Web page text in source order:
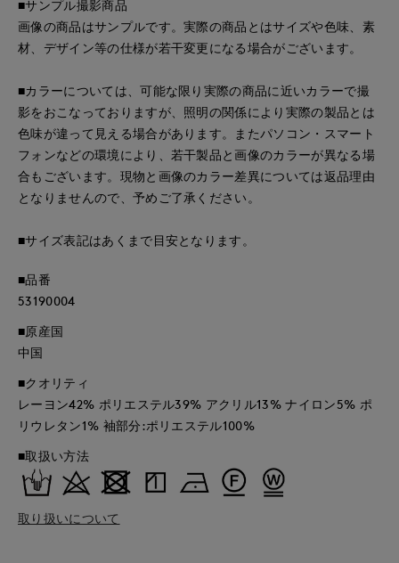
■サンプル撮影商品
画像の商品はサンプルです。実際の商品とはサイズや色味、素
材、デザイン等の仕様が若干変更になる場合がございます。
■カラーについては、可能な限り実際の商品に近いカラーで撮
影をおこなっておりますが、照明の関係により実際の製品とは
色味が違って見える場合があります。またパソコン・スマート
フォンなどの環境により、若干製品と画像のカラーが異なる場
合もございます。現物と画像のカラー差異については返品理由
となりませんので、予めご了承ください。
■サイズ表記はあくまで目安となります。
■品番
53190004
■原産国
中国
■クオリティ
レーヨン42% ポリエステル39% アクリル13% ナイロン5% ポ
リウレタン1% 袖部分:ポリエステル100%
■取扱い方法
取り扱いについて